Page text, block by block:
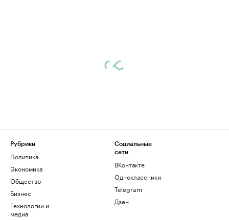
Рубрики
Политика
Экономика
Общество
Бизнес
Технологии и
медиа
Социальные
сети
ВКонтакте
Одноклассники
Telegram
Дзен